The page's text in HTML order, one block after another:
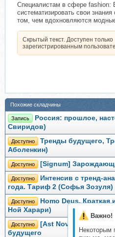
Важно!
Некоторым
Специалистам в сфере fashion:
систематизировать свои
том, чем вдохновляются
Скрытый текст. Доступен только
зарегистрированным
Похожие складчины
Запись
Россия: прошлое,
Свиридов)
Доступно
Тренды будущего,
Аболенкин)
Доступно [Signum]
Доступно
Интенсив с тренд-
года. Тариф 2 (Софья Зозуля)
Доступно
Homo Deus.
Ной Харари)
Доступно
[Ast Nova] Карма-
будущего